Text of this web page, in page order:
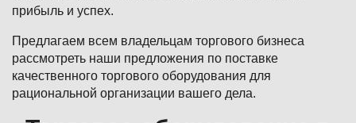
прибыль и успех.
Предлагаем всем владельцам торгового бизнеса
рассмотреть наши предложения по поставке
качественного торгового оборудования для
рациональной организации вашего дела.